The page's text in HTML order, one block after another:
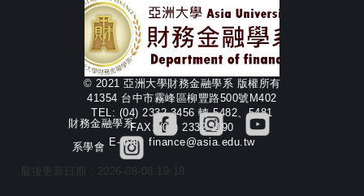
© 2021 亞洲大學財務金融學系 版權所有
41354 台中市霧峰區柳豐路500號M402
TEL: (04) 2332-3456 轉 5482、5481
FAX: (04) 2332-1190
E-mail: finance@asia.edu.tw
財務金融學系
系學會
最後更新日期 : 2026-08-08 19:18